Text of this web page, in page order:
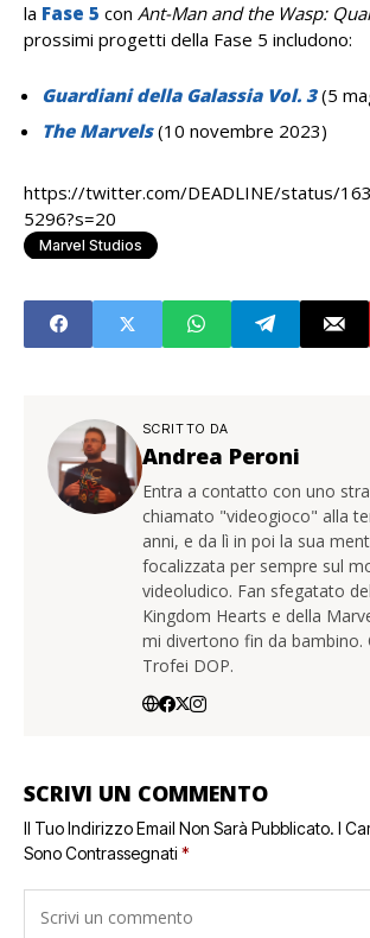
la Fase 5 con Ant-Man and the Wasp:
prossimi progetti della Fase 5 includono:
Guardiani della Galassia Vol. 3(5
The Marvels(10 novembre 2023)
https://twitter.com/DEADLINE/status/
5296?s=20
Marvel Studios
SCRITTO DA
Andrea Peroni
Entra a contatto con uno
chiamato "videogioco" alla
anni, e da lì in poi la sua
focalizzata per sempre sul
videoludico. Fan sfegatato
Kingdom Hearts e della
mi divertono fin da bambino.
Trofei DOP.
SCRIVI UN COMMENTO
Il Tuo Indirizzo Email Non Sarà Pubblicato. I
Sono Contrassegnati *